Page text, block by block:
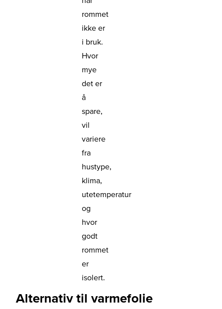
rommet
ikke er
i bruk.
Hvor
mye
det er
å
spare,
vil
variere
fra
hustype,
klima,
utetemperatur
og
hvor
godt
rommet
er
isolert.
Alternativ til varmefolie